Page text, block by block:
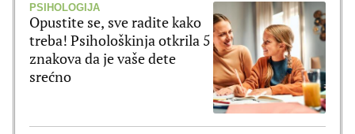
PSIHOLOGIJA
Opustite se, sve radite kako
treba! Psihološkinja otkrila 5
znakova da je vaše dete
srećno